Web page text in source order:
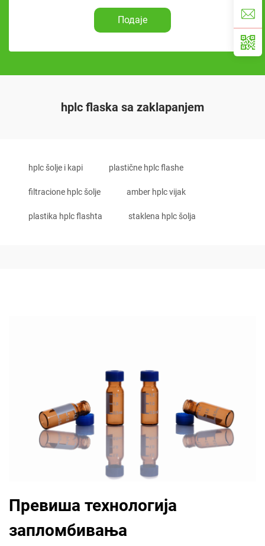
Подаје
hplc flaska sa zaklapanjem
hplc šolje i kapi plastične hplc flashe
filtracione hplc šolje amber hplc vijak
plastika hplc flashta staklena hplc šolja
Превиша технологија
запломбивања